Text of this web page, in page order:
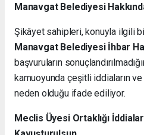
Manavgat Belediyesi
Şikâyet sahipleri, konuyla ilgili
Manavgat Belediyesi İhbar
başvuruların
kamuoyunda çeşitli iddiaların
neden olduğu ifade ediliyor.
Meclis Üyesi Ortaklığı